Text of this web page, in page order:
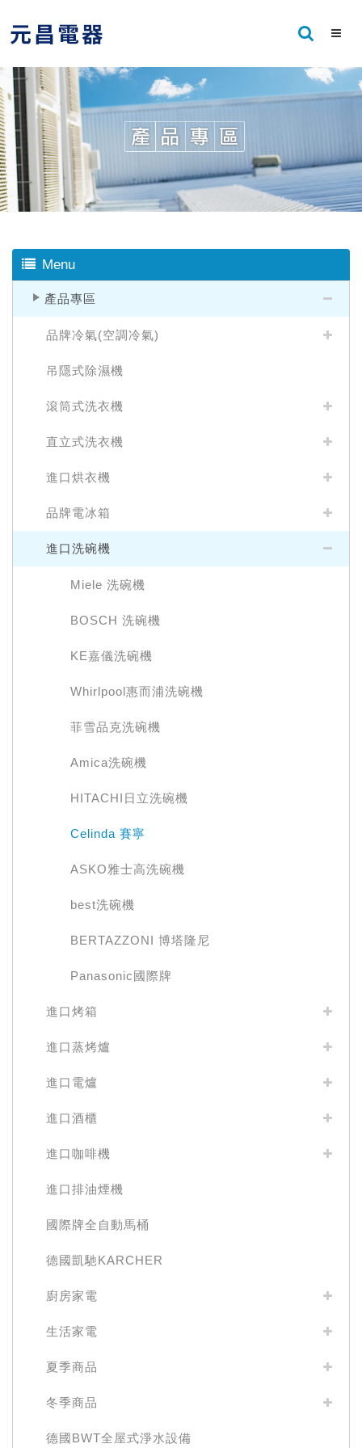
Menu
產品專區
品牌冷氣(空調冷氣)
吊隱式除濕機
滾筒式洗衣機
直立式洗衣機
進口烘衣機
品牌電冰箱
進口洗碗機
Miele 洗碗機
BOSCH 洗碗機
KE嘉儀洗碗機
Whirlpool惠而浦洗碗機
菲雪品克洗碗機
Amica洗碗機
HITACHI日立洗碗機
Celinda 賽寧
ASKO雅士高洗碗機
best洗碗機
BERTAZZONI 博塔隆尼
Panasonic國際牌
進口烤箱
進口蒸烤爐
進口電爐
進口酒櫃
進口咖啡機
進口排油煙機
國際牌全自動馬桶
德國凱馳KARCHER
廚房家電
生活家電
夏季商品
冬季商品
德國BWT全屋式淨水設備